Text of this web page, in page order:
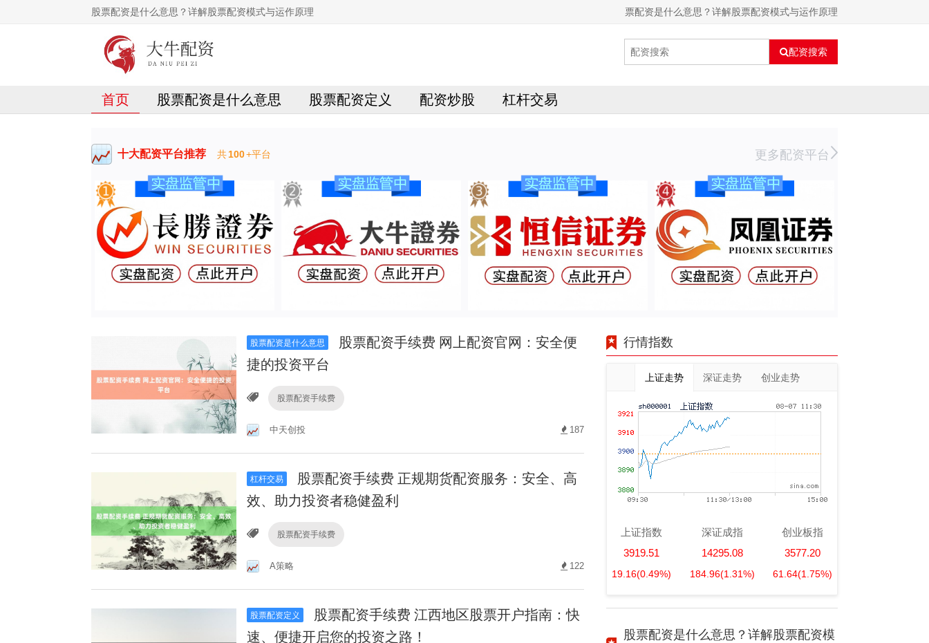
股票配资是什么意思？详解股票配资模式与运作原理 票配资是什么意思？详解股票配资模式与运作原理
配资搜索
首页 股票配资是什么意思 股票配资定义 配资炒股 杠杆交易
十大配资平台推荐 共100+平台 更多配资平台
股票配资是什么意思
股票配资手续费 网上配资官网：安全便
捷的投资平台
股票配资手续费
中天创投 187
杠杆交易
股票配资手续费 正规期货配资服务：安全、高
效、助力投资者稳健盈利
股票配资手续费
A策略 122
股票配资定义
股票配资手续费 江西地区股票开户指南：快
速、便捷开启您的投资之路！
行情指数
上证走势 深证走势 创业走势
上证指数
3919.51
19.16(0.49%)
深证成指
14295.08
184.96(1.31%)
创业板指
3577.20
61.64(1.75%)
股票配资是什么意思？详解股票配资模